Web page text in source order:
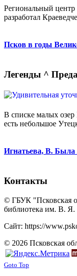
Региональный
разработал
Псков в годы
Легенды ^
В списке малых озер
есть небольшое
Игнатьева, В. Была
Контакты
© ГБУК "Псковская
библиотека им. В. Я.
Сайт: https://
© 2026 Псковская
Goto Top